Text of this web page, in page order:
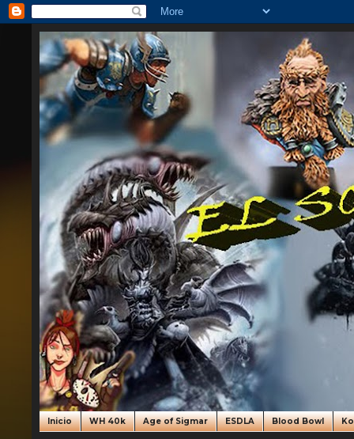
Inicio WH 40k Age of Sigmar ESDLA Blood Bowl